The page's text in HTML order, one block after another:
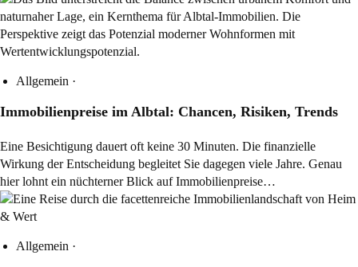
Allgemein ·
Immobilienpreise im Albtal: Chancen, Risiken, Trends
Eine Besichtigung dauert oft keine 30 Minuten. Die finanzielle
Wirkung der Entscheidung begleitet Sie dagegen viele Jahre. Genau
hier lohnt ein nüchterner Blick auf Immobilienpreise…
Allgemein ·